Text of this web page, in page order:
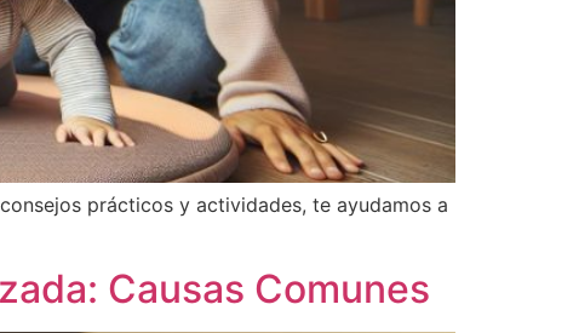
prácticos y actividades, te ayudamos a
Causas Comunes